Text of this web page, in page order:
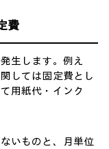
費
生します。例え
しては固定費とし
用紙代・インク
いものと、月単位